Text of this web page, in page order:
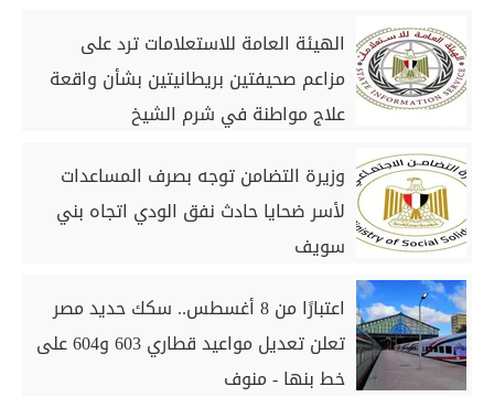
الهيئة العامة للاستعلامات ترد على
مزاعم صحيفتين بريطانيتين بشأن واقعة
علاج مواطنة في شرم الشيخ
وزيرة التضامن توجه بصرف المساعدات
لأسر ضحايا حادث نفق الودي اتجاه بني
سويف
اعتبارًا من 8 أغسطس.. سكك حديد مصر
تعلن تعديل مواعيد قطاري 603 و604 على
خط بنها - منوف